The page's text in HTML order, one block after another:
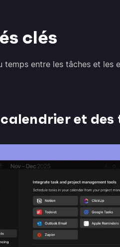
clés
temps entre les tâches et les
et des